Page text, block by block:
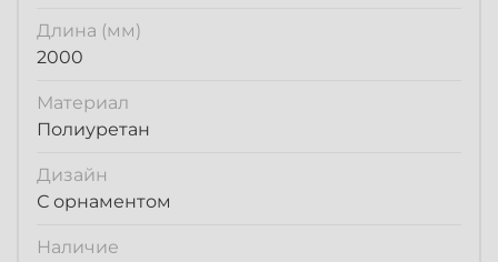
Длина (мм)
2000
Материал
Полиуретан
Дизайн
С орнаментом
Наличие